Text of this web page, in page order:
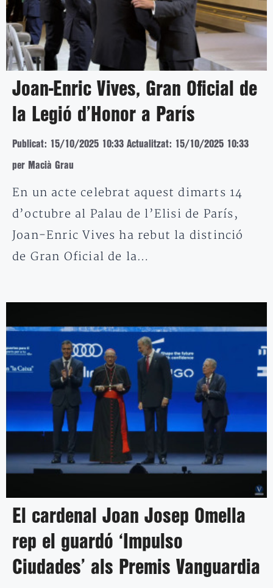
Joan-Enric Vives, Gran Oficial de
la Legió d’Honor a París
Publicat: 15/10/2025 10:33 Actualitzat: 15/10/2025 10:33
per Macià Grau
En un acte celebrat aquest dimarts 14
d’octubre al Palau de l’Elisi de París,
Joan-Enric Vives ha rebut la distinció
de Gran Oficial de la…
El cardenal Joan Josep Omella
rep el guardó ‘Impulso
Ciudades’ als Premis Vanguardia